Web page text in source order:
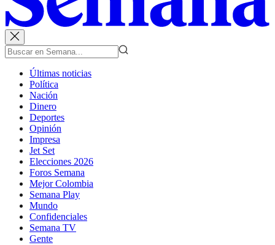
Últimas noticias
Política
Nación
Dinero
Deportes
Opinión
Impresa
Jet Set
Elecciones 2026
Foros Semana
Mejor Colombia
Semana Play
Mundo
Confidenciales
Semana TV
Gente